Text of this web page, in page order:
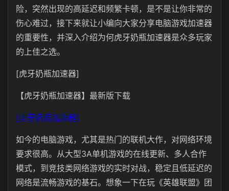
险，突然出现的高延迟和频繁卡顿，是不是让你非常的
伤心难过，接下来就让小编向大家分享电脑游戏加速器
的重要性，并深入介绍为何虎牙奶瓶加速器是众多玩家
的上佳之选。
[虎牙奶瓶加速器]
【虎牙奶瓶加速器】最新版下载
[虎牙奶瓶加速器]
如今的电脑游戏，尤其是热门的联机大作，对网络环境
要求很高。从大型3A单机游戏的在线更新、多人合作
模式，到竞技类网络游戏的实时对战，稳定且低延迟的
网络是流畅游戏的基石。想象一下在玩《英雄联盟》团